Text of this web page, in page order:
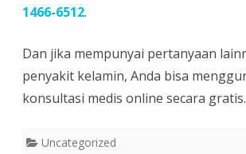
1466-6512.
Dan jika mempunyai pertanyaan
penyakit kelamin, Anda bisa
konsultasi medis online secara gratis.
Uncategorized